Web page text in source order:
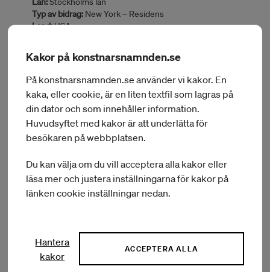
Typ av bidrag: New York – Residens
Land:USA
90 000 kr
Ärendenr:
KN Ans 2026/1210-RU
Förnamn:Carina
Efternamn:Solothurnmann
Delområde:Visual artist
Län:Skåne län
Typ av bidrag:New York – Residens
Land:
KN Ans 2026/1102-RU
Kakor på konstnarsnamnden.se
På konstnarsnamnden.se använder vi kakor. En
kaka, eller cookie, är en liten textfil som lagras på
din dator och som innehåller information.
Huvudsyftet med kakor är att underlätta för
besökaren på webbplatsen.
Du kan välja om du vill acceptera alla kakor eller
läsa mer och justera inställningarna för kakor på
länken cookie inställningar nedan.
Hantera
kakor
ACCEPTERA ALLA